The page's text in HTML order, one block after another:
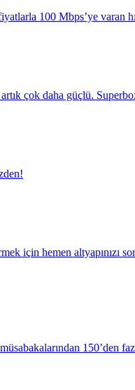
100 Mbps’ye varan
çok daha güçlü.
için hemen altyapınızı
150’den